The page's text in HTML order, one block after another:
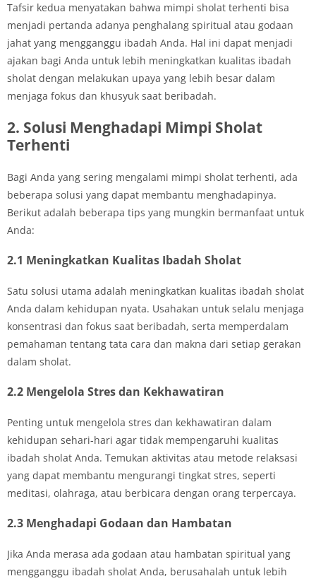
Tafsir kedua menyatakan bahwa mimpi sholat terhenti bisa
menjadi pertanda adanya penghalang spiritual atau godaan
jahat yang mengganggu ibadah Anda. Hal ini dapat menjadi
ajakan bagi Anda untuk lebih meningkatkan kualitas ibadah
sholat dengan melakukan upaya yang lebih besar dalam
menjaga fokus dan khusyuk saat beribadah.
2. Solusi Menghadapi Mimpi Sholat
Terhenti
Bagi Anda yang sering mengalami mimpi sholat terhenti, ada
beberapa solusi yang dapat membantu menghadapinya.
Berikut adalah beberapa tips yang mungkin bermanfaat untuk
Anda:
2.1 Meningkatkan Kualitas Ibadah Sholat
Satu solusi utama adalah meningkatkan kualitas ibadah sholat
Anda dalam kehidupan nyata. Usahakan untuk selalu menjaga
konsentrasi dan fokus saat beribadah, serta memperdalam
pemahaman tentang tata cara dan makna dari setiap gerakan
dalam sholat.
2.2 Mengelola Stres dan Kekhawatiran
Penting untuk mengelola stres dan kekhawatiran dalam
kehidupan sehari-hari agar tidak mempengaruhi kualitas
ibadah sholat Anda. Temukan aktivitas atau metode relaksasi
yang dapat membantu mengurangi tingkat stres, seperti
meditasi, olahraga, atau berbicara dengan orang terpercaya.
2.3 Menghadapi Godaan dan Hambatan
Jika Anda merasa ada godaan atau hambatan spiritual yang
mengganggu ibadah sholat Anda, berusahalah untuk lebih